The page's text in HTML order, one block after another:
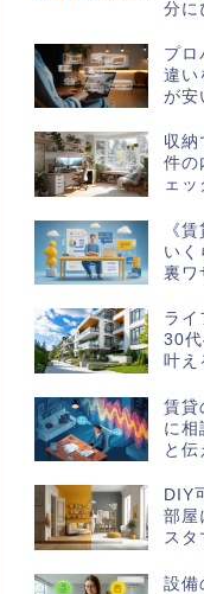
分に
プロ
違い
が安
収納
件の
ェッ
《
いく
裏ワ
ライ
30
叶え
賃貸
に相
と伝
DIY
部屋
スタ
設備